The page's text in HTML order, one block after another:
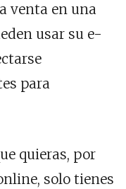
venta en una
usar su e-
para
quieras, por
solo tienes